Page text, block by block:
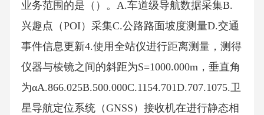
业务范围的是（）。A.车道级导航数据采集B.
兴趣点（POI）采集C.公路路面坡度测量D.交通
事件信息更新4.使用全站仪进行距离测量，测得
仪器与棱镜之间的斜距为S=1000.000m，垂直角
为αA.866.025B.500.000C.1154.701D.707.1075.卫
星导航定位系统（GNSS）接收机在进行静态相